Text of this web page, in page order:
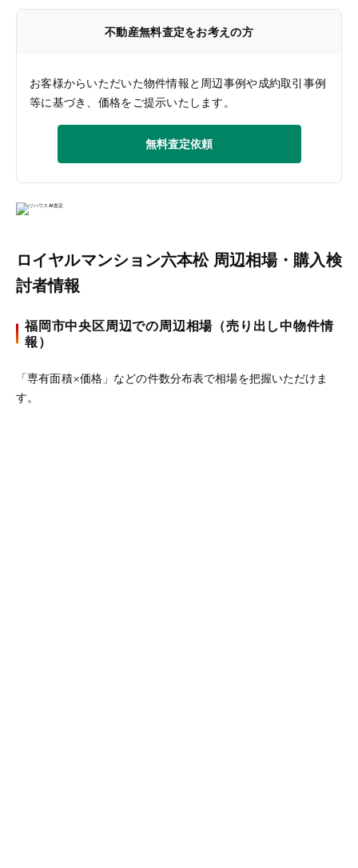
不動産無料査定をお考えの方
お客様からいただいた物件情報と周辺事例や成約取引事例
等に基づき、価格をご提示いたします。
無料査定依頼
ロイヤルマンション六本松 周辺相場・購入検
討者情報
福岡市中央区周辺での周辺相場（売り出し中物件情
報）
「専有面積×価格」などの件数分布表で相場を把握いただけま
す。